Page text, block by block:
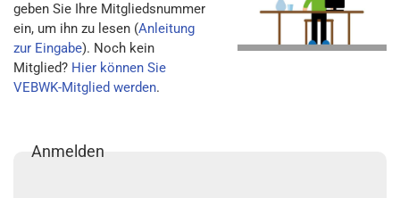
geben Sie Ihre Mitgliedsnummer
ein, um ihn zu lesen (Anleitung
zur Eingabe). Noch kein
Mitglied? Hier können Sie
VEBWK-Mitglied werden.
Anmelden